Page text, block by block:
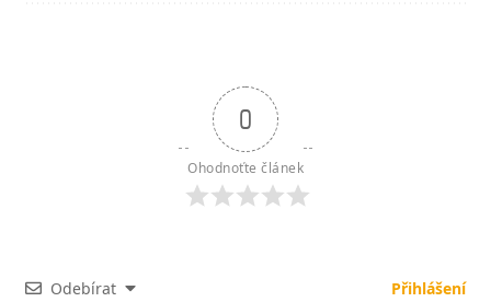
0
Ohodnoťte článek
Odebírat Přihlášení